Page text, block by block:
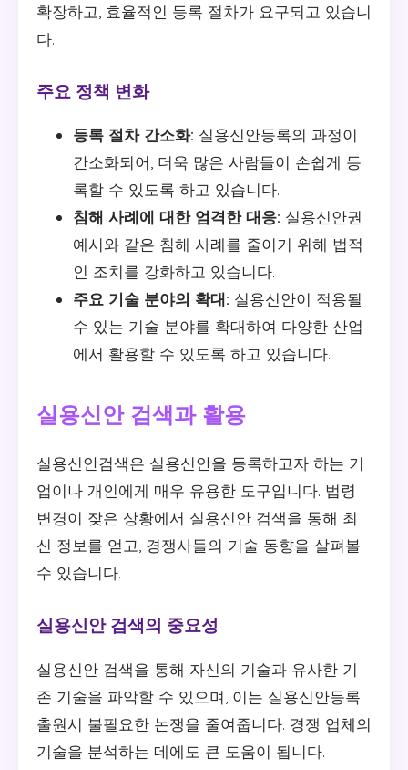
확장하고, 효율적인 등록 절차가 요구되고 있습니
다.
주요 정책 변화
등록 절차 간소화: 실용신안등록의 과정이
간소화되어, 더욱 많은 사람들이 손쉽게 등
록할 수 있도록 하고 있습니다.
침해 사례에 대한 엄격한 대응: 실용신안권
예시와 같은 침해 사례를 줄이기 위해 법적
인 조치를 강화하고 있습니다.
주요 기술 분야의 확대: 실용신안이 적용될
수 있는 기술 분야를 확대하여 다양한 산업
에서 활용할 수 있도록 하고 있습니다.
실용신안 검색과 활용
실용신안검색은 실용신안을 등록하고자 하는 기
업이나 개인에게 매우 유용한 도구입니다. 법령
변경이 잦은 상황에서 실용신안 검색을 통해 최
신 정보를 얻고, 경쟁사들의 기술 동향을 살펴볼
수 있습니다.
실용신안 검색의 중요성
실용신안 검색을 통해 자신의 기술과 유사한 기
존 기술을 파악할 수 있으며, 이는 실용신안등록
출원시 불필요한 논쟁을 줄여줍니다. 경쟁 업체의
기술을 분석하는 데에도 큰 도움이 됩니다.